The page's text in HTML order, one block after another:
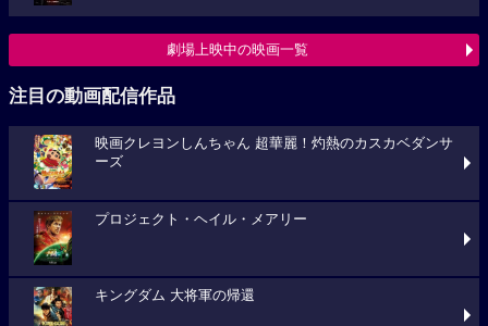
劇場上映中の映画一覧
注目の動画配信作品
映画クレヨンしんちゃん 超華麗！灼熱のカスカベダンサ
ーズ
プロジェクト・ヘイル・メアリー
キングダム 大将軍の帰還